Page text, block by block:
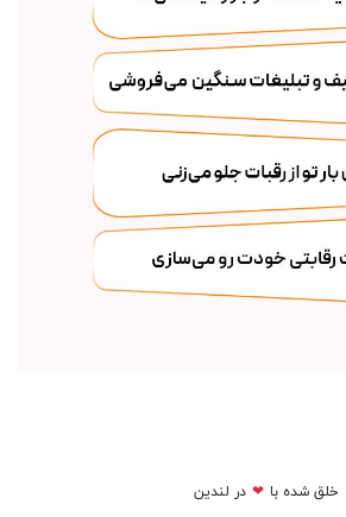
خلق شده با ❤ در لندین